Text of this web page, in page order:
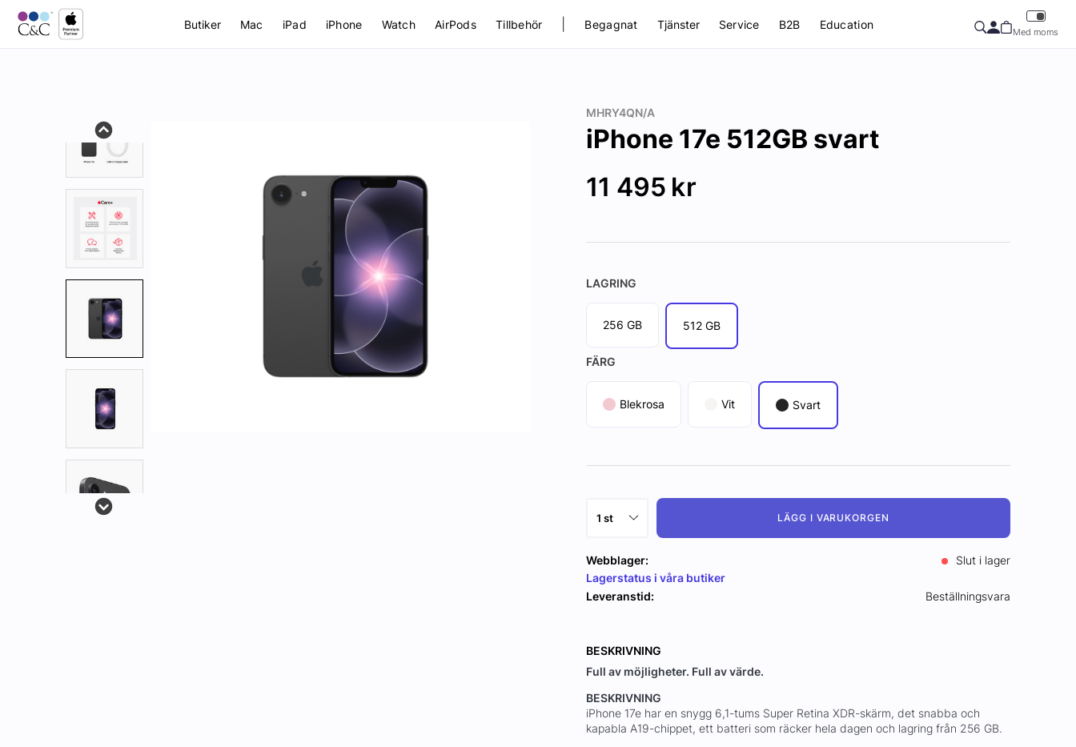
Butiker Mac iPad iPhone Watch AirPods Tillbehör Begagnat Tjänster Service B2B Education
Med moms
MHRY4QN/A
iPhone 17e 512GB svart
11 495 kr
LAGRING
256 GB 512 GB
FÄRG
Blekrosa Vit Svart
LÄGG I VARUKORGEN
Webblager:
Slut i lager
Lagerstatus i våra butiker
Leveranstid:
Beställningsvara
BESKRIVNING
Full av möjligheter. Full av värde.
BESKRIVNING
iPhone 17e har en snygg 6,1-tums Super Retina XDR-skärm, det snabba och
kapabla A19-chippet, ett batteri som räcker hela dagen och lagring från 256 GB.